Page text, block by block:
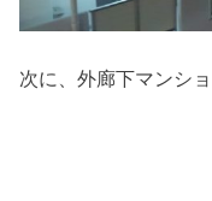
次に、外廊下マンシ